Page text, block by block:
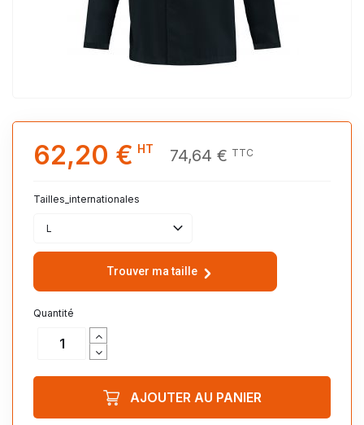
62,20 € HT 74,64 € TTC
Tailles_internationales
L
Trouver ma taille
Quantité
AJOUTER AU PANIER